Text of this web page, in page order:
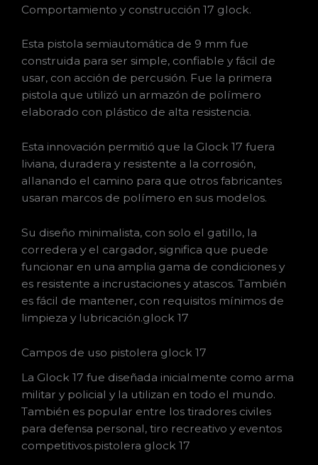
Comportamiento y construcción 17 glock.
Esta pistola semiautomática de 9 mm fue
construida para ser simple, confiable y fácil de
usar, con acción de percusión. Fue la primera
pistola que utilizó un armazón de polímero
elaborado con plástico de alta resistencia.
Esta innovación permitió que la Glock 17 fuera
liviana, duradera y resistente a la corrosión,
allanando el camino para que otros fabricantes
usaran marcos de polímero en sus modelos.
Su diseño minimalista, con solo el gatillo, la
corredera y el cargador, significa que puede
funcionar en una amplia gama de condiciones y
es resistente a incrustaciones y atascos. También
es fácil de mantener, con requisitos mínimos de
limpieza y lubricación.glock 17
Campos de uso pistolera glock 17
La Glock 17 fue diseñada inicialmente como arma
militar y policial y la utilizan en todo el mundo.
También es popular entre los tiradores civiles
para defensa personal, tiro recreativo y eventos
competitivos.pistolera glock 17